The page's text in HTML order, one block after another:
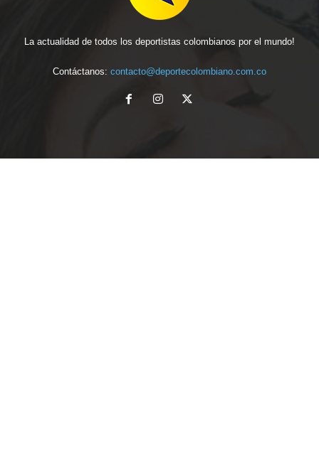
La actualidad de todos los deportistas colombianos por el mundo!
Contáctanos: contacto@deportecolombiano.com.co